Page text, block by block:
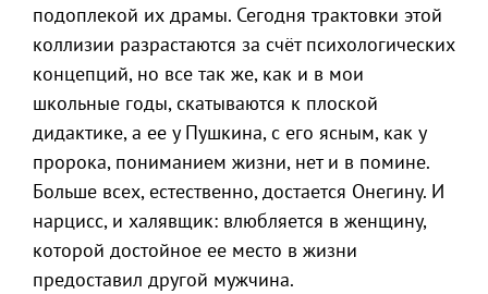
подоплекой их драмы. Сегодня трактовки этой
коллизии разрастаются за счёт психологических
концепций, но все так же, как и в мои
школьные годы, скатываются к плоской
дидактике, а ее у Пушкина, с его ясным, как у
пророка, пониманием жизни, нет и в помине.
Больше всех, естественно, достается Онегину. И
нарцисс, и халявщик: влюбляется в женщину,
которой достойное ее место в жизни
предоставил другой мужчина.